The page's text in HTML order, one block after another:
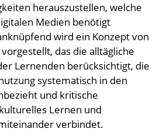
herauszustellen, welche
Medien benötigt
wird ein Konzept von
das die alltägliche
Lernenden berücksichtigt, die
systematisch in den
und kritische
Lernen und
verbindet.